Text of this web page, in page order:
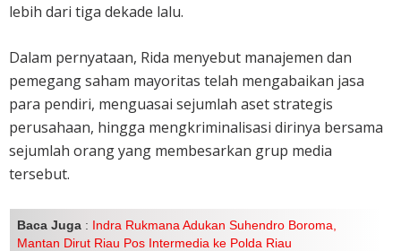
lebih dari tiga dekade lalu.
Dalam pernyataan, Rida menyebut manajemen dan
pemegang saham mayoritas telah mengabaikan jasa
para pendiri, menguasai sejumlah aset strategis
perusahaan, hingga mengkriminalisasi dirinya bersama
sejumlah orang yang membesarkan grup media
tersebut.
Baca Juga : Indra Rukmana Adukan Suhendro Boroma,
Mantan Dirut Riau Pos Intermedia ke Polda Riau